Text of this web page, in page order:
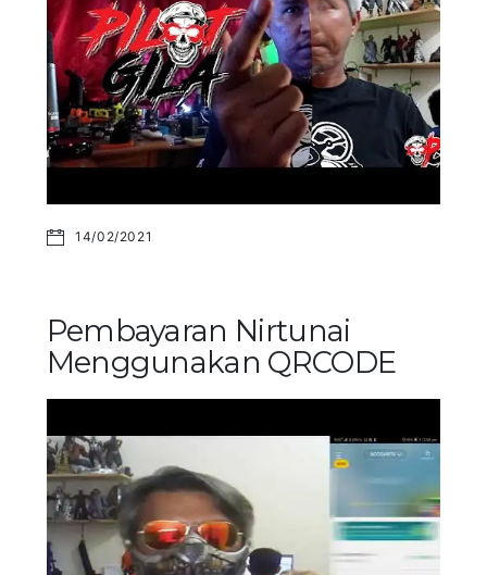
14/02/2021
Pembayaran Nirtunai
Menggunakan QRCODE